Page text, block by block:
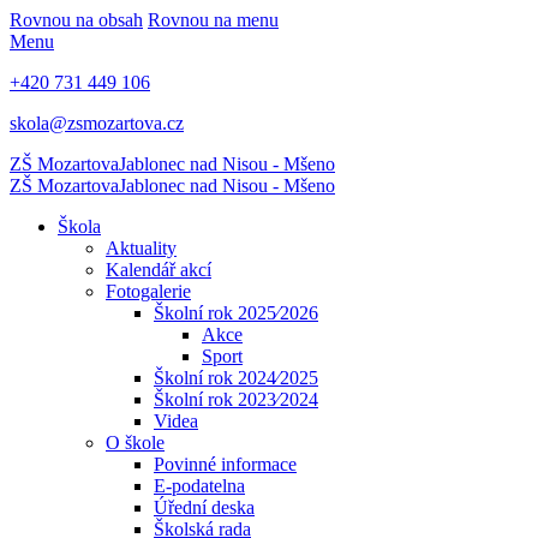
Rovnou na obsah Rovnou na menu
Menu
+420 731 449 106
skola@zsmozartova.cz
ZŠ MozartovaJablonec nad Nisou - Mšeno
ZŠ MozartovaJablonec nad Nisou - Mšeno
Škola
Aktuality
Kalendář akcí
Fotogalerie
Školní rok 2025⁄2026
Akce
Sport
Školní rok 2024⁄2025
Školní rok 2023⁄2024
Videa
O škole
Povinné informace
E-podatelna
Úřední deska
Školská rada